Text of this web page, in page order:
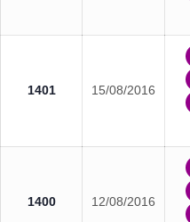
1401 15/08/2016
1400 12/08/2016